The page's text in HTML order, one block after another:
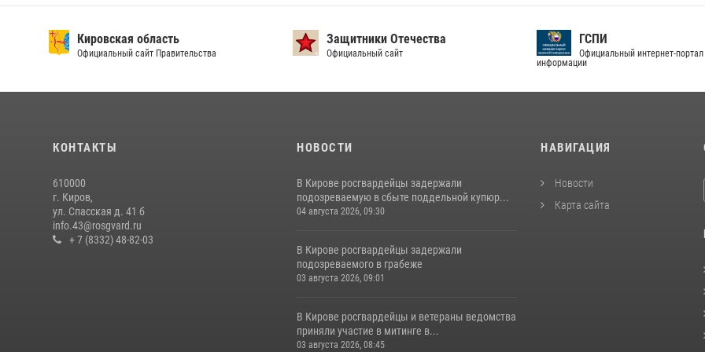
Кировская область
Официальный сайт Правительства
Защитники Отечества
Официальный сайт
ГСПИ
Официальный интернет-
информации
КОНТАКТЫ
610000
г. Киров,
ул. Спасская д. 41 б
info.43@rosgvard.ru
+ 7 (8332) 48-82-03
НОВОСТИ
В Кирове росгвардейцы задержали
подозреваемую в сбыте поддельной купюр...
04 августа 2026, 09:30
В Кирове росгвардейцы задержали
подозреваемого в грабеже
03 августа 2026, 09:01
В Кирове росгвардейцы и ветераны ведомства
приняли участие в митинге в...
03 августа 2026, 08:45
НАВИГАЦИЯ
Новости
Карта сайта